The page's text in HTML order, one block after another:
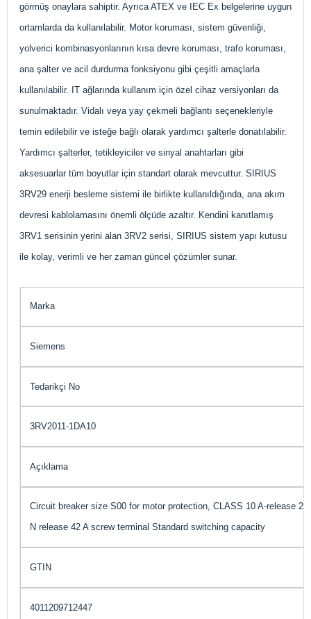
görmüş onaylara sahiptir. Ayrıca ATEX ve IEC Ex belgelerine uygun
ortamlarda da kullanılabilir. Motor koruması, sistem güvenliği,
yolverici kombinasyonlarının kısa devre koruması, trafo koruması,
ana şalter ve acil durdurma fonksiyonu gibi çeşitli amaçlarla
kullanılabilir. IT ağlarında kullanım için özel cihaz versiyonları da
sunulmaktadır. Vidalı veya yay çekmeli bağlantı seçenekleriyle
temin edilebilir ve isteğe bağlı olarak yardımcı şalterle donatılabilir.
Yardımcı şalterler, tetikleyiciler ve sinyal anahtarları gibi
aksesuarlar tüm boyutlar için standart olarak mevcuttur. SIRIUS
3RV29 enerji besleme sistemi ile birlikte kullanıldığında, ana akım
devresi kablolamasını önemli ölçüde azaltır. Kendini kanıtlamış
3RV1 serisinin yerini alan 3RV2 serisi, SIRIUS sistem yapı kutusu
ile kolay, verimli ve her zaman güncel çözümler sunar.
Marka
Siemens
Tedarikçi No
3RV2011-1DA10
Açıklama
Circuit breaker size S00 for motor protection, CLASS 10 A-release
N release 42 A screw terminal Standard switching capacity
GTIN
4011209712447